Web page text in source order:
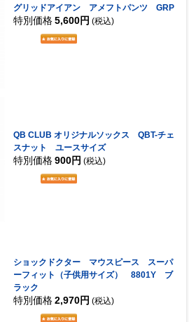
グリッドアイアン アメフトパンツ GRP
特別価格 5,600円 (税込)
QB CLUB オリジナルソックス QBT-チェ
スナット ユースサイズ
特別価格 900円 (税込)
ショックドクター マウスピース スーパ
ーフィット（子供用サイズ） 8801Y ブ
ラック
特別価格 2,970円 (税込)